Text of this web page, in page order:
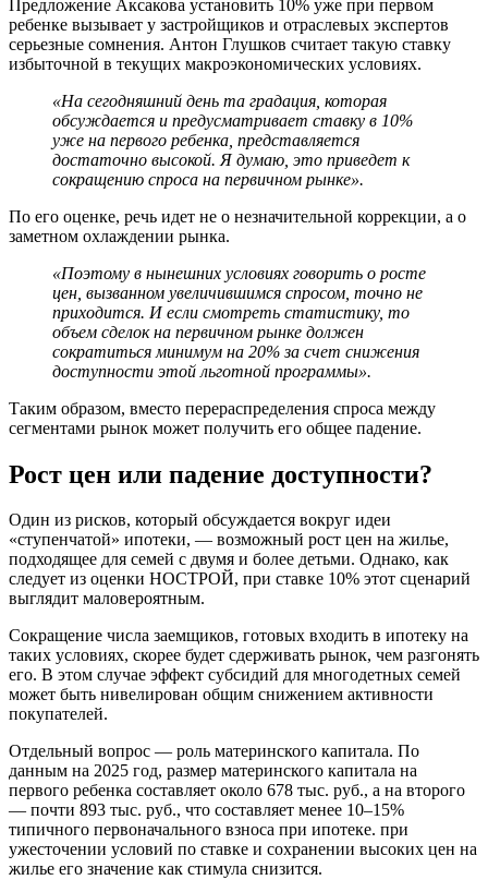
Предложение Аксакова установить 10% уже при первом
ребенке вызывает у застройщиков и отраслевых экспертов
серьезные сомнения. Антон Глушков считает такую ставку
избыточной в текущих макроэкономических условиях.
«На сегодняшний день та градация, которая
обсуждается и предусматривает ставку в 10%
уже на первого ребенка, представляется
достаточно высокой. Я думаю, это приведет к
сокращению спроса на первичном рынке».
По его оценке, речь идет не о незначительной коррекции, а о
заметном охлаждении рынка.
«Поэтому в нынешних условиях говорить о росте
цен, вызванном увеличившимся спросом, точно не
приходится. И если смотреть статистику, то
объем сделок на первичном рынке должен
сократиться минимум на 20% за счет снижения
доступности этой льготной программы».
Таким образом, вместо перераспределения спроса между
сегментами рынок может получить его общее падение.
Рост цен или падение доступности?
Один из рисков, который обсуждается вокруг идеи
«ступенчатой» ипотеки, — возможный рост цен на жилье,
подходящее для семей с двумя и более детьми. Однако, как
следует из оценки НОСТРОЙ, при ставке 10% этот сценарий
выглядит маловероятным.
Сокращение числа заемщиков, готовых входить в ипотеку на
таких условиях, скорее будет сдерживать рынок, чем разгонять
его. В этом случае эффект субсидий для многодетных семей
может быть нивелирован общим снижением активности
покупателей.
Отдельный вопрос — роль материнского капитала. По
данным на 2025 год, размер материнского капитала на
первого ребенка составляет около 678 тыс. руб., а на второго
— почти 893 тыс. руб., что составляет менее 10–15%
типичного первоначального взноса при ипотеке. при
ужесточении условий по ставке и сохранении высоких цен на
жилье его значение как стимула снизится.